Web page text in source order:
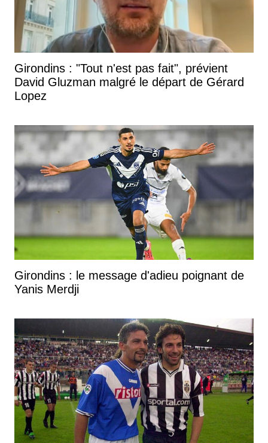
Girondins : "Tout n'est pas fait", prévient
David Gluzman malgré le départ de Gérard
Lopez
Girondins : le message d'adieu poignant de
Yanis Merdji